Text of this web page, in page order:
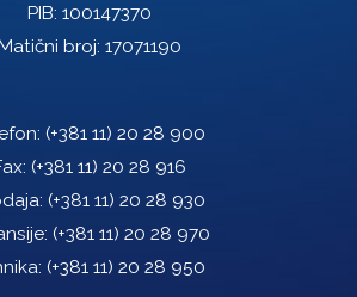
PIB: 100147370
broj: 17071190
(+381 11) 20 28 900
(+381 11) 20 28 916
(+381 11) 20 28 930
(+381 11) 20 28 970
(+381 11) 20 28 950